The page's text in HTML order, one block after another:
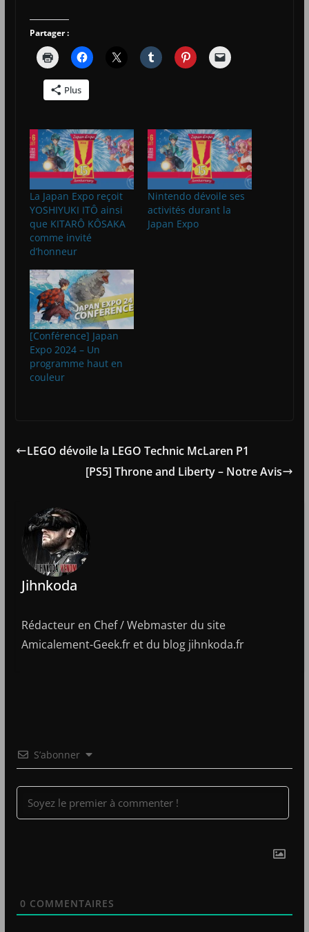
Partager :
Plus
La Japan Expo reçoit
YOSHIYUKI ITÔ ainsi
que KITARÔ KÔSAKA
comme invité
d’honneur
Nintendo dévoile ses
activités durant la
Japan Expo
[Conférence] Japan
Expo 2024 – Un
programme haut en
couleur
LEGO dévoile la LEGO Technic McLaren P1
[PS5] Throne and Liberty – Notre Avis
Jihnkoda
Rédacteur en Chef / Webmaster du site
Amicalement-Geek.fr et du blog jihnkoda.fr
S’abonner
0 COMMENTAIRES